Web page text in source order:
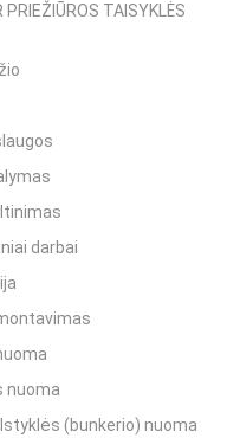
PRIEŽIŪROS TAISYKLĖS
darbai
nuoma
(bunkerio) nuoma